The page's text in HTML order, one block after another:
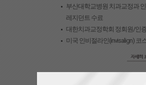
부산대학교병원 치과교정과
레지던트 수료
대한치과교정학회 정회원/인
미국 인비절라인(invisalign) 코